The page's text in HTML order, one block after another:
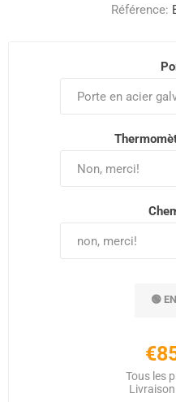
Référence:
🟢
Tous les
Livraison